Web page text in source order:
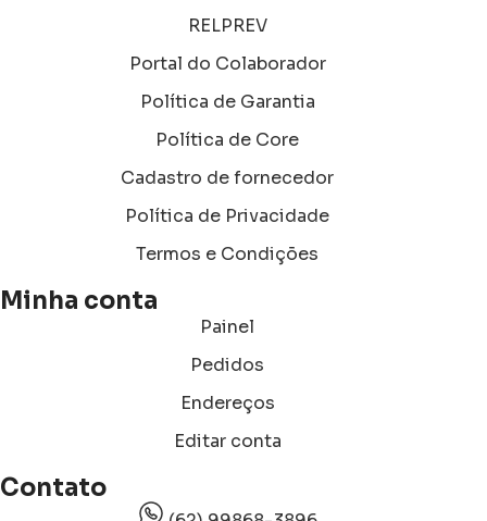
RELPREV
Portal do Colaborador
Política de Garantia
Política de Core
Cadastro de fornecedor
Política de Privacidade
Termos e Condições
Minha conta
Painel
Pedidos
Endereços
Editar conta
Contato